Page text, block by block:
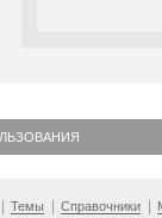
Темы Справочники